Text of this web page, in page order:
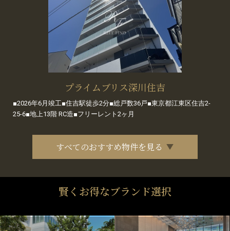
プライムブリス深川住吉
■2026年6月竣工■住吉駅徒歩2分■総戸数36戸■東京都江東区住吉2-
25-6■地上13階 RC造■フリーレント2ヶ月
すべてのおすすめ物件を見る
賢くお得なブランド選択